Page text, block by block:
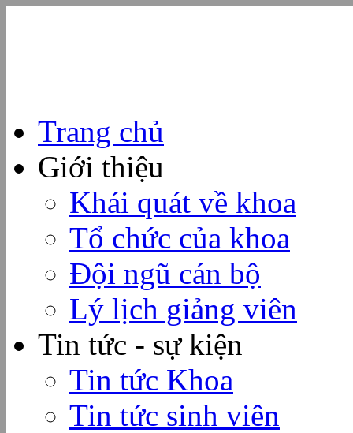
Trang chủ
Giới thiệu
Khái quát về khoa
Tổ chức của khoa
Đội ngũ cán bộ
Lý lịch giảng viên
Tin tức - sự kiện
Tin tức Khoa
Tin tức sinh viên